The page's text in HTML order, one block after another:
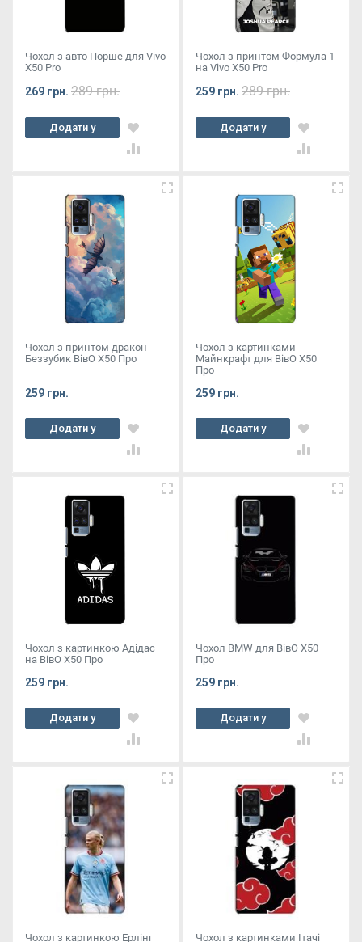
Чохол з авто Порше для Vivo
X50 Pro
269 грн. 289 грн.
Додати у
кошик
Чохол з принтом Формула 1
на Vivo X50 Pro
259 грн. 289 грн.
Додати у
кошик
Чохол з принтом дракон
Беззубик ВівО X50 Про
259 грн.
Додати у
кошик
Чохол з картинками
Майнкрафт для ВівО X50
Про
259 грн.
Додати у
кошик
Чохол з картинкою Адідас
на ВівО X50 Про
259 грн.
Додати у
кошик
Чохол BMW для ВівО X50
Про
259 грн.
Додати у
кошик
Чохол з картинкою Ерлінг
Чохол з картинками Ітачі